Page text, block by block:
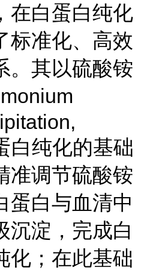
在白蛋白纯化
标准化、高效
。其以硫酸铵
白纯化的基础
准调节硫酸铵
蛋白与血清中
沉淀，完成白
化；在此基础